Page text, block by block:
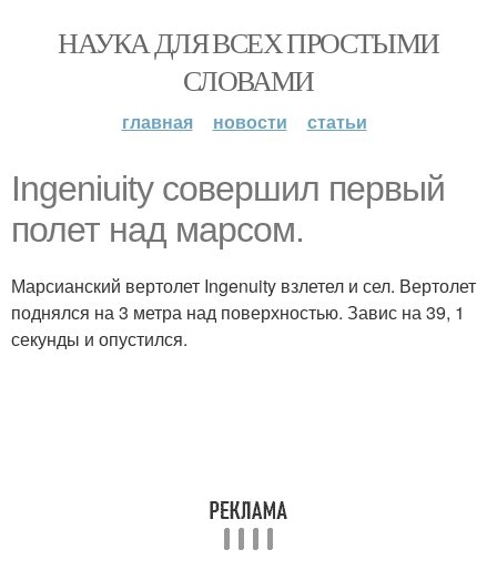
НАУКА ДЛЯ ВСЕХ ПРОСТЫМИ
СЛОВАМИ
главная новости статьи
Ingeniuity совершил первый
полет над марсом.
Марсианский вертолет Ingenuity взлетел и сел. Вертолет
поднялся на 3 метра над поверхностью. Завис на 39, 1
секунды и опустился.